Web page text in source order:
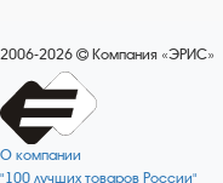
2006-2026 Компания «ЭРИС»
О компании
"100 лучших товаров России"